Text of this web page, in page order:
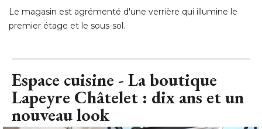
Le magasin est agrémenté d'une verrière qui illumine le
premier étage et le sous-sol.
Espace cuisine - La boutique
Lapeyre Châtelet : dix ans et un
nouveau look